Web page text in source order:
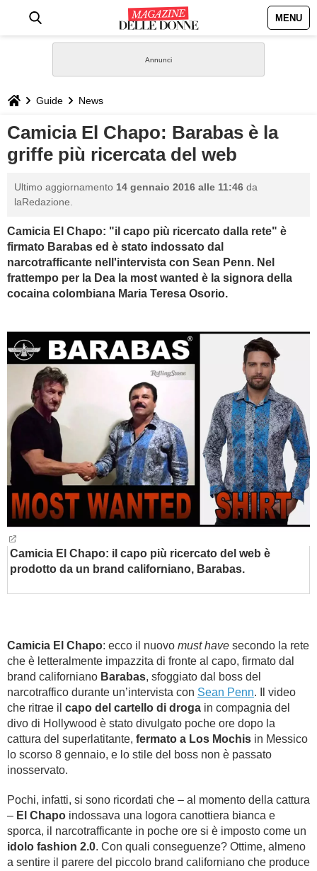
MENU
STILE
BIOGRAFIE
DEFINIZIONI
GASTRONOMIA
CAPELLI
BAMBINO
DIETA
GUIDE
FORUM
Guide News
Camicia El Chapo: Barabas è la
griffe più ricercata del web
Ultimo aggiornamento 14 gennaio 2016 alle 11:46 da
laRedazione.
Camicia El Chapo: "il capo più ricercato dalla rete" è
firmato Barabas ed è stato indossato dal
narcotrafficante nell'intervista con Sean Penn. Nel
frattempo per la Dea la most wanted è la signora della
cocaina colombiana Maria Teresa Osorio.
Camicia El Chapo: il capo più ricercato del web è
prodotto da un brand californiano, Barabas.
Camicia El Chapo: ecco il nuovo must have secondo la rete
che è letteralmente impazzita di fronte al capo, firmato dal
brand californiano Barabas, sfoggiato dal boss del
narcotraffico durante un’intervista con Sean Penn. Il video
che ritrae il capo del cartello di droga in compagnia del
divo di Hollywood è stato divulgato poche ore dopo la
cattura del superlatitante, fermato a Los Mochis in Messico
lo scorso 8 gennaio, e lo stile del boss non è passato
inosservato.
Pochi, infatti, si sono ricordati che – al momento della cattura
– El Chapo indossava una logora canottiera bianca e
sporca, il narcotrafficante in poche ore si è imposto come un
idolo fashion 2.0. Con quali conseguenze? Ottime, almeno
a sentire il parere del piccolo brand californiano che produce